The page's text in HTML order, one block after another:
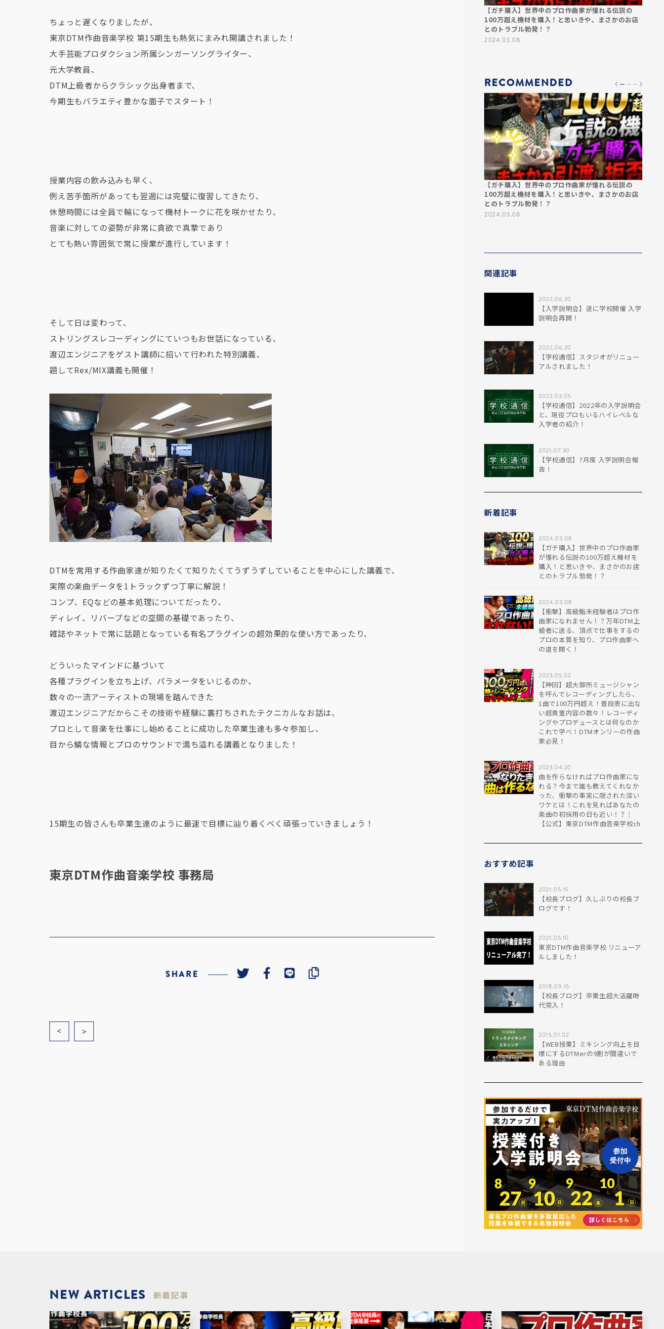
ちょっと遅くなりましたが、
東京DTM作曲音楽学校 第15期生も熱気にまみれ開講されました！
大手芸能プロダクション所属シンガーソングライター、
元大学教員、
DTM上級者からクラシック出身者まで、
今期生もバラエティ豊かな面子でスタート！
授業内容の飲み込みも早く、
例え苦手箇所があっても翌週には完璧に復習してきたり、
休憩時間には全員で輪になって機材トークに花を咲かせたり、
音楽に対しての姿勢が非常に貪欲で真摯であり
とても熱い雰囲気で常に授業が進行しています！
そして日は変わって、
ストリングスレコーディングにていつもお世話になっている、
渡辺エンジニアをゲスト講師に招いて行われた特別講義、
題してRex/MIX講義も開催！
DTMを常用する作曲家達が知りたくて知りたくてうずうずしていることを中心にした講義で、
実際の楽曲データを1トラックずつ丁寧に解説！
コンプ、EQなどの基本処理についてだったり、
ディレイ、リバーブなどの空間の基礎であったり、
雑誌やネットで常に話題となっている有名プラグインの超効果的な使い方であったり、
どういったマインドに基づいて
各種プラグインを立ち上げ、パラメータをいじるのか、
数々の一流アーティストの現場を踏んできた
渡辺エンジニアだからこその技術や経験に裏打ちされたテクニカルなお話は、
プロとして音楽を仕事にし始めることに成功した卒業生達も多々参加し、
目から鱗な情報とプロのサウンドで満ち溢れる講義となりました！
15期生の皆さんも卒業生達のように最速で目標に辿り着くべく頑張っていきましょう！
東京DTM作曲音楽学校 事務局
SHARE
【ガチ購入】世界中のプロ作曲家が憧れる伝説の
100万超え機材を購入！と思いきや、まさかのお店
とのトラブル勃発！？
2024.03.08
RECOMMENDED
【ガチ購入】世界中のプロ作曲家が憧れる伝説の
100万超え機材を購入！と思いきや、まさかのお店
とのトラブル勃発！？
2024.03.08
関連記事
2022.06.20
【入学説明会】遂に学校開催 入学
説明会再開！
2022.06.20
【学校通信】スタジオがリニュー
アルされました！
2022.03.05
【学校通信】2022年の入学説明会
と、現役プロもいるハイレベルな
入学者の紹介！
2021.07.30
【学校通信】7月度 入学説明会報
告！
新着記事
2024.03.08
【ガチ購入】世界中のプロ作曲家
が憧れる伝説の100万超え機材を
購入！と思いきや、まさかのお店
とのトラブル勃発！？
2024.03.08
【衝撃】高級鮨未経験者はプロ作
曲家になれません！？万年DTM上
級者に送る、頂点で仕事をするの
プロの本質を知り、プロ作曲家へ
の道を開く！
2023.05.02
【神回】超大御所ミュージシャン
を呼んでレコーディングしたら、
1曲で100万円超え！普段表に出な
い超貴重内容の数々！レコーディ
ングやプロデュースとは何なのか
これで学べ！DTMオンリーの作曲
家必見！
2023.04.20
曲を作らなければプロ作曲家にな
れる？今まで誰も教えてくれなか
った、衝撃の事実に隠された深い
ワケとは！これを見ればあなたの
楽曲の初採用の日も近い！？｜
【公式】東京DTM作曲音楽学校ch
おすすめ記事
2021.05.15
【校長ブログ】久しぶりの校長ブ
ログです！
2021.05.10
東京DTM作曲音楽学校 リニューア
ルしました！
2018.09.15
【校長ブログ】卒業生超大活躍時
代突入！
2015.01.02
【WEB授業】ミキシング向上を目
標にするDTMerの9割が間違いで
ある理由
NEW ARTICLES 新着記事